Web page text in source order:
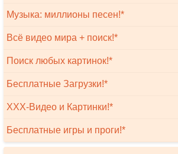
Музыка: миллионы песен!*
Всё видео мира + поиск!*
Поиск любых картинок!*
Бесплатные Загрузки!*
XXX-Видео и Картинки!*
Бесплатные игры и проги!*